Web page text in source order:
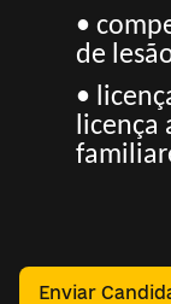
•
de
•
licença
Enviar